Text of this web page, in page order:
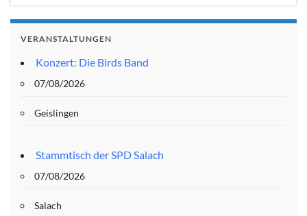
VERANSTALTUNGEN
Konzert: Die Birds Band
07/08/2026
Geislingen
Stammtisch der SPD Salach
07/08/2026
Salach